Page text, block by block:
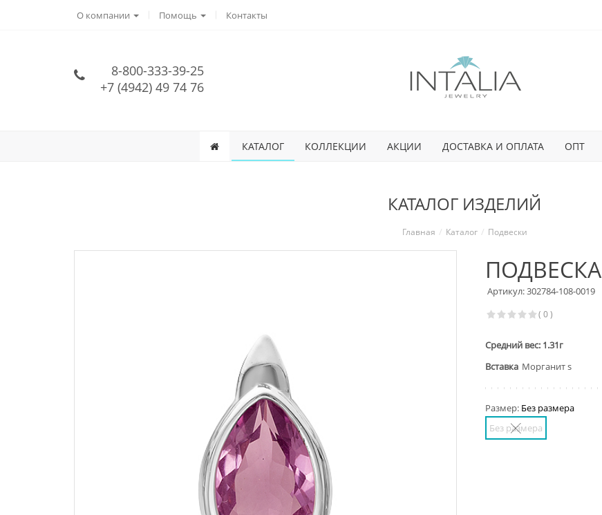
О компании Помощь Контакты
8-800-333-39-25
+7 (4942) 49 74 76
КАТАЛОГ КОЛЛЕКЦИИ АКЦИИ ДОСТАВКА И ОПЛАТА ОПТ
КАТАЛОГ ИЗДЕЛИЙ
Главная Каталог Подвески
ПОДВЕСКА
Артикул: 302784-108-0019
( 0 )
Средний вес: 1.31г
Вставка Морганит s
Размер: Без размера
Без размера